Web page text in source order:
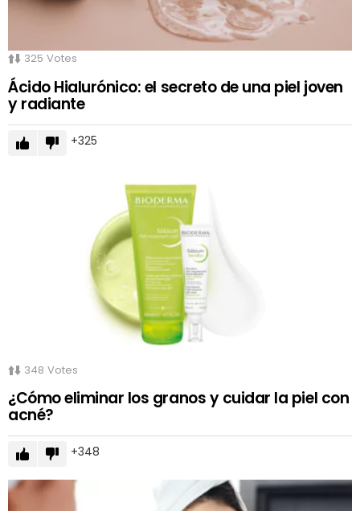
325 Votes
Ácido Hialurónico: el secreto de una piel joven
y radiante
325
348 Votes
¿Cómo eliminar los granos y cuidar la piel con
acné?
348